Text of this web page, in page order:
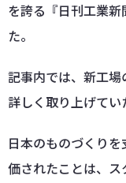
を誇る『日刊工業
た。
記事内では、新工
詳しく取り上げてい
日本のものづくり
価されたことは、